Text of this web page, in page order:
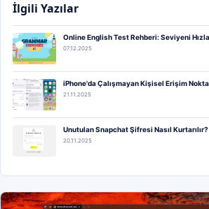
İlgili Yazılar
Online English Test Rehberi: Seviyeni
07.12.2025
iPhone'da Çalışmayan Kişisel Erişim
21.11.2025
Unutulan Snapchat Şifresi Nasıl Kurtarılır?
20.11.2025